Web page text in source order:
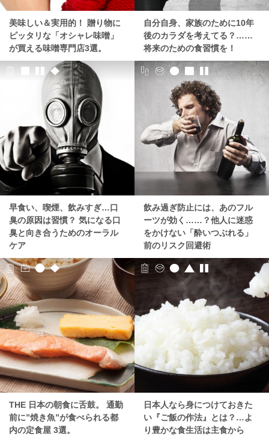
美味しい＆実用的！ 贈り物に
ピッタリな「オシャレ味噌」
が買える味噌専門店3選。
自分自身、家族のために10年
後のカラダを考えてる？……
将来のための食習慣を！
早食い、喫煙、飲みすぎ…口
臭の原因は習慣？ 気になる口
臭と向き合うためのオーラル
ケア
飲み過ぎ防止には、あのフル
ーツが効く……？他人に迷惑
をかけない「酔いつぶれる」
前のリスク回避術
THE 日本の朝食に舌鼓。 通勤
前に”焼き魚”が食べられる都
内の定食屋 3選。
日本人なら身につけておきた
い『ご飯の作法』とは？…よ
り豊かな食生活は主食から